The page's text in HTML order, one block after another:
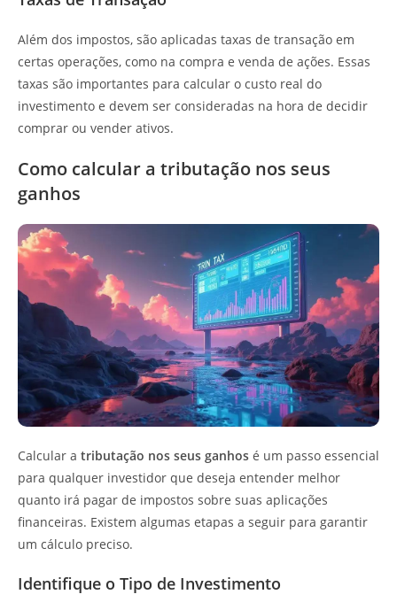
Além dos impostos, são aplicadas taxas de transação em
certas operações, como na compra e venda de ações. Essas
taxas são importantes para calcular o custo real do
investimento e devem ser consideradas na hora de decidir
comprar ou vender ativos.
Como calcular a tributação nos seus
ganhos
Calcular a tributação nos seus ganhos é um passo essencial
para qualquer investidor que deseja entender melhor
quanto irá pagar de impostos sobre suas aplicações
financeiras. Existem algumas etapas a seguir para garantir
um cálculo preciso.
Identifique o Tipo de Investimento